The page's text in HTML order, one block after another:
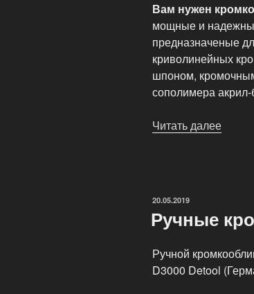
Вам нужен
мощные и
предназначеные
криволинейных
шпоном,
сополимера
Читать далее
ОПУБЛИКОВАНО
20.05.2019
Ручные
Ручной
D3000 Detool